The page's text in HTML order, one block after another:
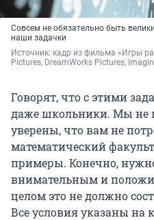
Совсем не обязательно быть
наши задачки
Источник: кадр из фильма «Игры
Pictures, DreamWorks Pictures,
Говорят, что с этими
даже школьники. Мы не
уверены, что вам не
математический
примеры. Конечно,
внимательным и
целом это не должно
Все условия указаны на